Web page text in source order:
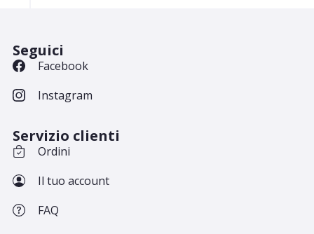
Servizio clienti
Ordini
Il tuo account
FAQ
Seguici
Facebook
Instagram